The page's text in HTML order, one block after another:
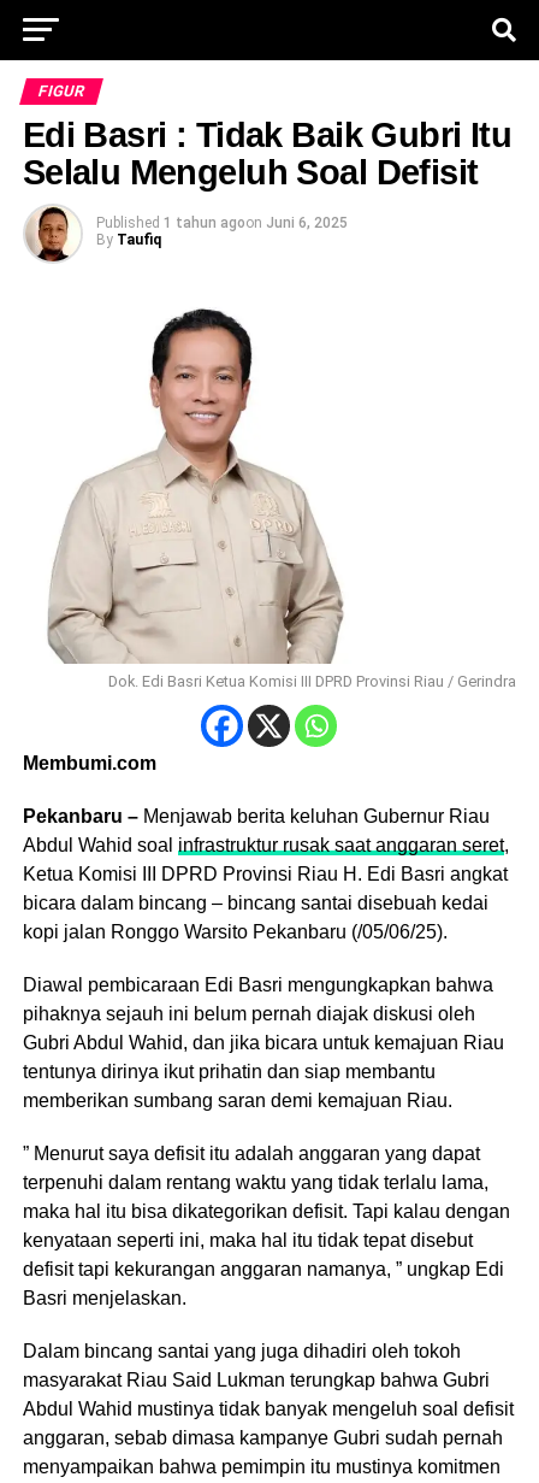
FIGUR
Edi Basri : Tidak Baik Gubri Itu
Selalu Mengeluh Soal Defisit
Published 1 tahun agoon Juni 6, 2025
By Taufiq
Dok. Edi Basri Ketua Komisi III DPRD Provinsi Riau / Gerindra
Membumi.com
Pekanbaru –Menjawab berita keluhan Gubernur Riau
Abdul Wahid soal infrastruktur rusak saat anggaran seret,
Ketua Komisi III DPRD Provinsi Riau H. Edi Basri angkat
bicara dalam bincang – bincang santai disebuah kedai
kopi jalan Ronggo Warsito Pekanbaru (/05/06/25).
Diawal pembicaraan Edi Basri mengungkapkan bahwa
pihaknya sejauh ini belum pernah diajak diskusi oleh
Gubri Abdul Wahid, dan jika bicara untuk kemajuan Riau
tentunya dirinya ikut prihatin dan siap membantu
memberikan sumbang saran demi kemajuan Riau.
” Menurut saya defisit itu adalah anggaran yang dapat
terpenuhi dalam rentang waktu yang tidak terlalu lama,
maka hal itu bisa dikategorikan defisit. Tapi kalau dengan
kenyataan seperti ini, maka hal itu tidak tepat disebut
defisit tapi kekurangan anggaran namanya, ” ungkap Edi
Basri menjelaskan.
Dalam bincang santai yang juga dihadiri oleh tokoh
masyarakat Riau Said Lukman terungkap bahwa Gubri
Abdul Wahid mustinya tidak banyak mengeluh soal defisit
anggaran, sebab dimasa kampanye Gubri sudah pernah
menyampaikan bahwa pemimpin itu mustinya komitmen